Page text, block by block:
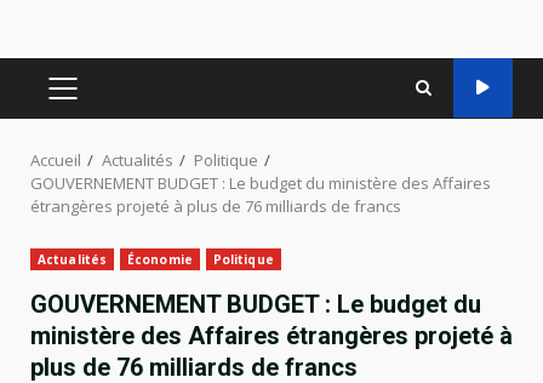
MENU
PRINCIPAL
Accueil Actualités
Politique
GOUVERNEMENT BUDGET : Le budget du ministère des Affaires
étrangères projeté à plus de 76 milliards de francs
Actualités Économie Politique
GOUVERNEMENT BUDGET : Le budget du
ministère des Affaires étrangères projeté à
plus de 76 milliards de francs